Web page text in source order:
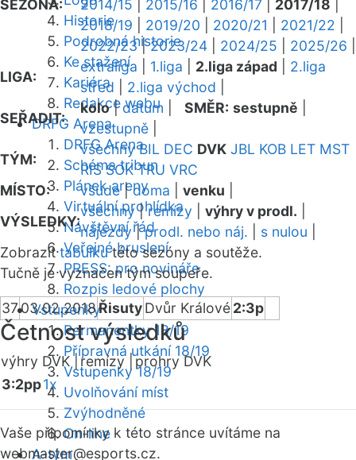
Historie
Podrobná historie
Ke stažení
Kariéra
Redakce webu
DRFG Arena
DRFG Arena
Schéma tribun
Plánek areny
Virtuální prohlídka
Návštěvní řád
Veřejné bruslení
PRESS: pro novináře
Rozpis ledové plochy
Vstupenky
Permanentky 18/19
Přípravná utkání 18/19
Vstupenky 18/19
Uvolňování míst
Zvýhodněné
On-line
A-tým
SEZONA:
2014/15
2015/16 2016/17 2017/18
2018/19
2019/20 2020/21 2021/22
2022/23|2023/24 2024/25 2025/26
LIGA:
extraliga 1.liga 2.liga západ
2.liga
střed
2.liga východ
SEŘADIT:
kolo|datum SMĚR: sestupně
vzestupně
TÝM:
všechny BIL DEC DVK JBL KOB LET MST
RIS SOK TRU VRC
MÍSTO:
všude|doma venku
VÝSLEDKY:
všechny|remízy výhry v prodl.
nájezdy|prodl. nebo náj. s nulou
Zobrazittabulkutéto sezóny a soutěže.
Tučně je vyznačen tým soupeře.
3703.02.2018ŘisutyDvůr Králové2:3p
Četnost výsledků
výhry DVK | remízy |prohry DVK
3:2pp1x
Vaše připomínky k této stránce uvítáme na
webmaster@esports.cz.